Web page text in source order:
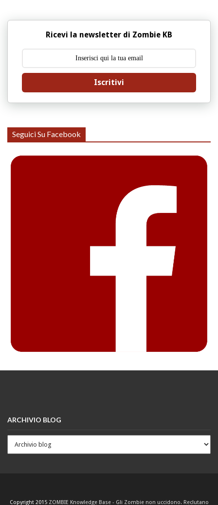
Ricevi la newsletter di Zombie KB
Iscritivi
Seguici Su Facebook
ARCHIVIO BLOG
Copyright 2015 ZOMBIE Knowledge Base - Gli Zombie non uccidono. Reclutano